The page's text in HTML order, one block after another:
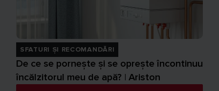
SFATURI ȘI RECOMANDĂRI
De ce se pornește și se oprește încontinuu
încălzitorul meu de apă? | Ariston